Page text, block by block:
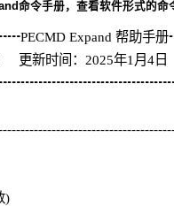
命令手册，查看软件形式的命
Expand 帮
新时间：2025年1月4
)